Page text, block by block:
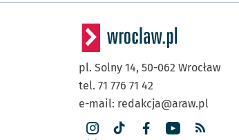
pl. Solny 14, 50-062 Wrocław
tel. 71 776 71 42
e-mail: redakcja@araw.pl